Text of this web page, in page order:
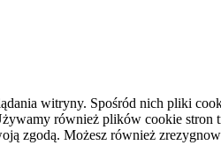
witryny. Spośród nich pliki
również plików cookie
zgodą. Możesz również